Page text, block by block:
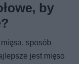
by
sposób
jest mięso